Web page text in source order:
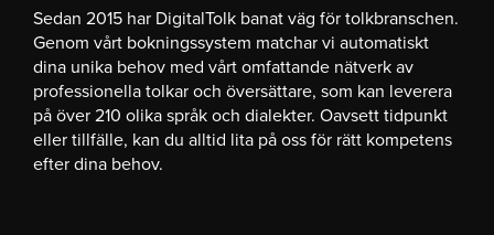
Sedan 2015 har DigitalTolk banat väg för tolkbranschen.
Genom vårt bokningssystem matchar vi automatiskt
dina unika behov med vårt omfattande nätverk av
professionella tolkar och översättare, som kan leverera
på över 210 olika språk och dialekter. Oavsett tidpunkt
eller tillfälle, kan du alltid lita på oss för rätt kompetens
efter dina behov.